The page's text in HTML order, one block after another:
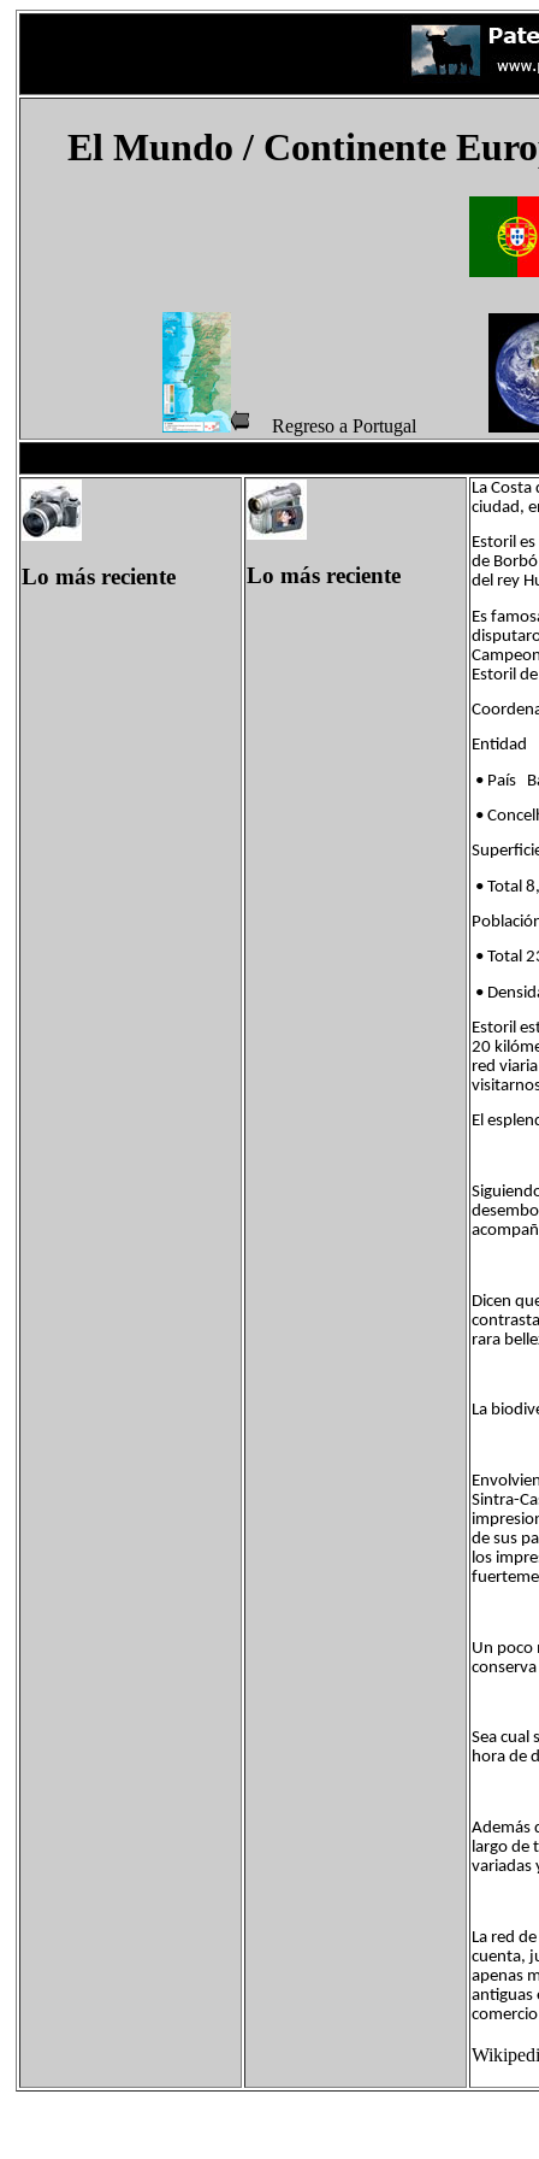
El Mundo/ Continente
Regreso a Portugal
Lo más reciente Lo más reciente
La
ciudad,
Estoril
de
del rey
Es
Estoril
• País
•
• Total
• Total
•
Estoril
20
red
El
Dicen
rara
La
Sintra-
de sus
los
Un poco
Sea cual
hora de
Además
largo de
variadas
La red
cuenta,
apenas
antiguas